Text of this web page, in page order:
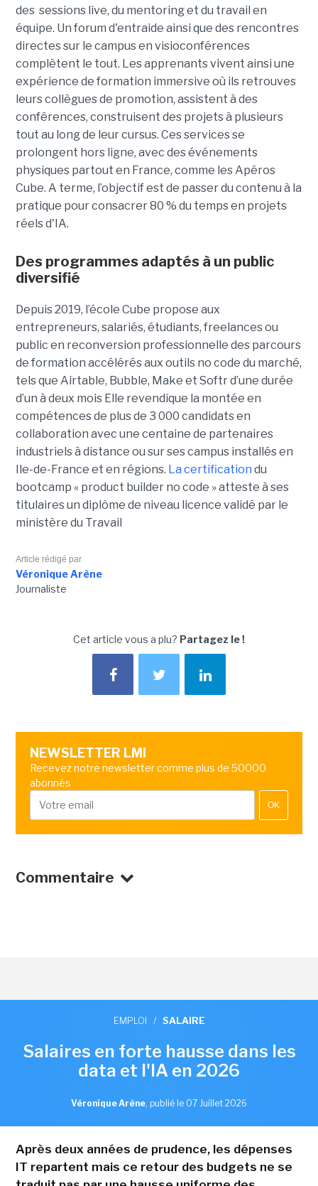
des sessions live, du mentoring et du travail en
équipe. Un forum d'entraide ainsi que des rencontres
directes sur le campus en visioconférences
complètent le tout. Les apprenants vivent ainsi une
expérience de formation immersive où ils retrouves
leurs collègues de promotion, assistent à des
conférences, construisent des projets à plusieurs
tout au long de leur cursus. Ces services se
prolongent hors ligne, avec des événements
physiques partout en France, comme les Apéros
Cube. A terme, l’objectif est de passer du contenu à la
pratique pour consacrer 80 % du temps en projets
réels d'IA.
Des programmes adaptés à un public
diversifié
Depuis 2019, l’école Cube propose aux
entrepreneurs, salariés, étudiants, freelances ou
public en reconversion professionnelle des parcours
de formation accélérés aux outils no code du marché,
tels que Airtable, Bubble, Make et Softr d’une durée
d’un à deux mois Elle revendique la montée en
compétences de plus de 3 000 candidats en
collaboration avec une centaine de partenaires
industriels à distance ou sur ses campus installés en
Ile-de-France et en régions. La certification du
bootcamp « product builder no code » atteste à ses
titulaires un diplôme de niveau licence validé par le
ministère du Travail
Article rédigé par
Véronique Arène
Journaliste
Cet article vous a plu? Partagez le !
NEWSLETTER LMI
Recevez notre newsletter comme plus de 50000
abonnés
OK
Commentaire
EMPLOI / SALAIRE
Salaires en forte hausse dans les
data et l'IA en 2026
Véronique Arène, publié le 07 Juillet 2026
Après deux années de prudence, les dépenses
IT repartent mais ce retour des budgets ne se